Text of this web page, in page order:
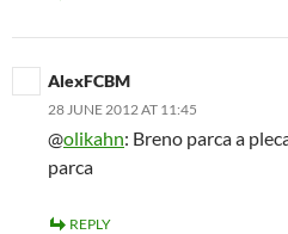
AlexFCBM
28 JUNE 2012 AT 11:45
@olikahn: Breno parca a
parca
REPLY